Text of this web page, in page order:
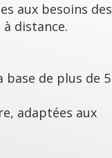
aux besoins des
distance.
de plus de 5
adaptées aux